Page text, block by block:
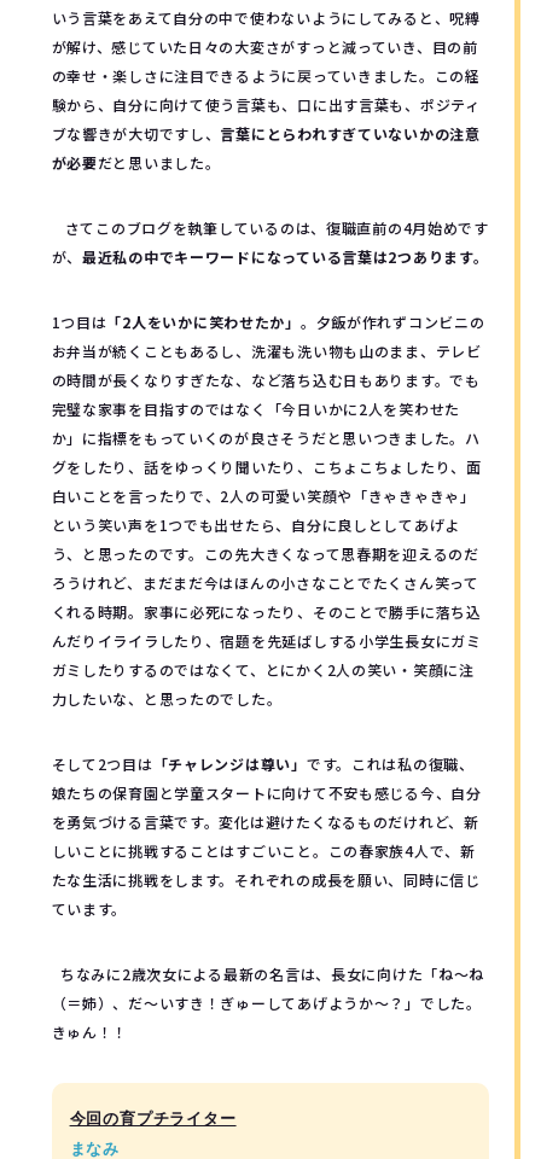
いう言葉をあえて自分の中で使わないようにしてみると、呪縛
が解け、感じていた日々の大変さがすっと減っていき、目の前
の幸せ・楽しさに注目できるように戻っていきました。この経
験から、自分に向けて使う言葉も、口に出す言葉も、ポジティ
ブな響きが大切ですし、 言葉にとらわれすぎていないかの注意
が必要だと思いました。
さてこのブログを執筆しているのは、復職直前の4月始めです
が、最近私の中でキーワードになっている言葉は2つあります。
1つ目は 「2人をいかに笑わせたか」 。夕飯が作れずコンビニの
お弁当が続くこともあるし、洗濯も洗い物も山のまま、テレビ
の時間が長くなりすぎたな、など落ち込む日もあります。でも
完璧な家事を目指すのではなく「今日いかに2人を笑わせた
か」に指標をもっていくのが良さそうだと思いつきました。ハ
グをしたり、話をゆっくり聞いたり、こちょこちょしたり、面
白いことを言ったりで、2人の可愛い笑顔や「きゃきゃきゃ」
という笑い声を1つでも出せたら、自分に良しとしてあげよ
う、と思ったのです。この先大きくなって思春期を迎えるのだ
ろうけれど、まだまだ今はほんの小さなことでたくさん笑って
くれる時期。家事に必死になったり、そのことで勝手に落ち込
んだりイライラしたり、宿題を先延ばしする小学生長女にガミ
ガミしたりするのではなくて、とにかく2人の笑い・笑顔に注
力したいな、と思ったのでした。
そして2つ目は 「チャレンジは尊い」 です。これは私の復職、
娘たちの保育園と学童スタートに向けて不安も感じる今、自分
を勇気づける言葉です。変化は避けたくなるものだけれど、新
しいことに挑戦することはすごいこと。この春家族4人で、新
たな生活に挑戦をします。それぞれの成長を願い、同時に信じ
ています。
ちなみに2歳次女による最新の名言は、長女に向けた「ね～ね
（＝姉）、だ～いすき！ぎゅーしてあげようか～？」でした。
きゅん！！
今回の育プチライター
まなみ